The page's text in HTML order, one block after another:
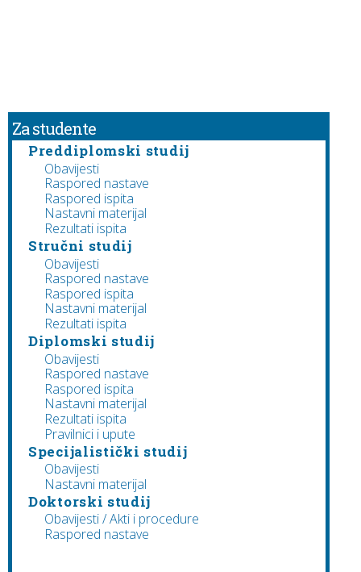
Za studente
Preddiplomski studij
Obavijesti
Raspored nastave
Raspored ispita
Nastavni materijal
Rezultati ispita
Stručni studij
Obavijesti
Raspored nastave
Raspored ispita
Nastavni materijal
Rezultati ispita
Diplomski studij
Obavijesti
Raspored nastave
Raspored ispita
Nastavni materijal
Rezultati ispita
Pravilnici i upute
Specijalistički studij
Obavijesti
Nastavni materijal
Doktorski studij
Obavijesti / Akti i procedure
Raspored nastave